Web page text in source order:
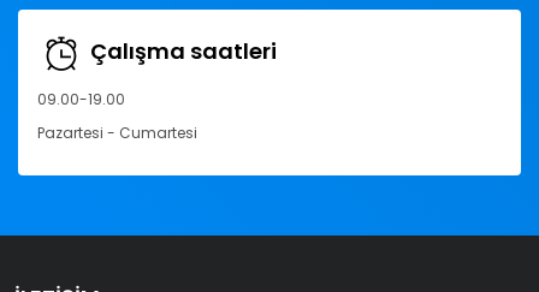
Çalışma saatleri
09.00-19.00
Pazartesi - Cumartesi